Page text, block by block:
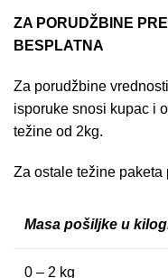
ZA PORUDŽBINE
BESPLATNA
Za porudžbine vrednosti
isporuke snosi kupac i
težine od 2kg.
Za ostale težine
Masa pošiljke u
0 – 2 kg